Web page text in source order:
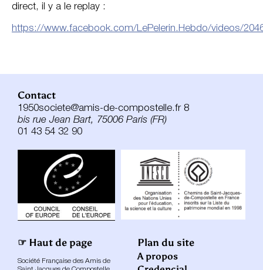
direct, il y a le replay :
https://www.facebook.com/LePelerin.Hebdo/videos/
☞ Haut de page
Société Française des Amis de
Contact
1950societe@amis-de-compostelle.fr 8
bis rue Jean Bart, 75006 Paris (FR)
01 43 54 32 90
Plan du site
A propos